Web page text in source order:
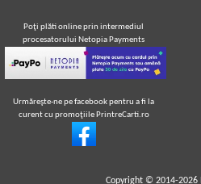
Poţi plăti online prin intermediul
procesatorului Netopia Payments
Urmăreşte-ne pe facebook pentru a fi la
curent cu promoţiile PrintreCarti.ro
Copyright © 2014-2026